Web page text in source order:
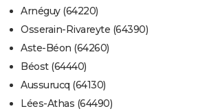
Arnéguy (64220)
Osserain-Rivareyte (64390)
Aste-Béon (64260)
Béost (64440)
Aussurucq (64130)
Lées-Athas (64490)